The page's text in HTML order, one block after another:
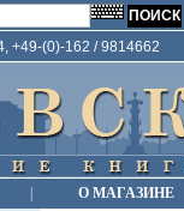
+49-(0)-162 / 9814662
О МАГАЗИНЕ